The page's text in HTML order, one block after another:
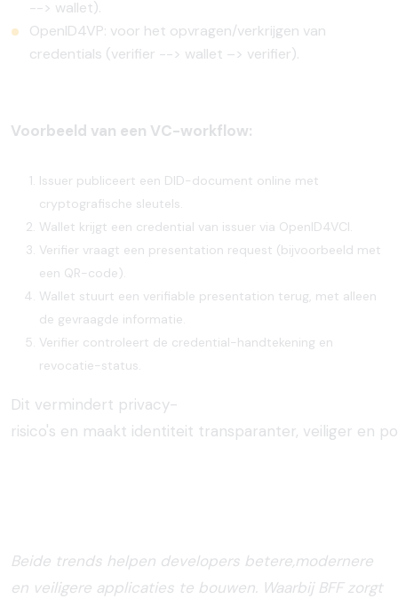
--> wallet).
OpenID4VP: voor het opvragen/verkrijgen van
credentials (verifier --> wallet –> verifier).
Voorbeeld van een VC-workflow:
Issuer publiceert een DID-document online met
cryptografische sleutels.
Wallet krijgt een credential van issuer via OpenID4VCI.
Verifier vraagt een presentation request (bijvoorbeeld met
een QR-code).
Wallet stuurt een verifiable presentation terug, met alleen
de gevraagde informatie.
Verifier controleert de credential-handtekening en
revocatie-status.
Dit vermindert privacy-
risico's en maakt identiteit transparanter, veiliger en
Beide trends helpen developers betere,modernere
en veiligere applicaties te bouwen. Waarbij BFF zorgt